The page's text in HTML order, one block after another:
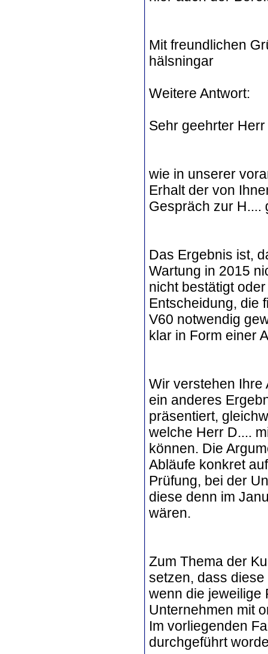
Mit freundlichen
hälsningar
Weitere Antwort:
Sehr geehrter
wie in unserer
Erhalt der von
Gespräch zur H....
Das Ergebnis ist,
Wartung in 2015
nicht bestätigt
Entscheidung, die
V60 notwendig
klar in Form einer
Wir verstehen Ihre
ein anderes
präsentiert,
welche Herr D....
können. Die
Abläufe konkret
Prüfung, bei der
diese denn im
wären.
Zum Thema der
setzen, dass
wenn die jeweilige
Unternehmen mit
Im vorliegenden
durchgeführt